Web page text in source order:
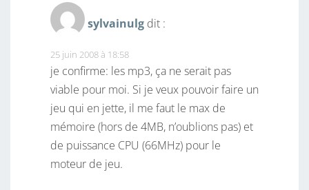
sylvainulg dit :
25 juin 2008 à 18:58
je confirme: les mp3, ça ne serait pas
viable pour moi. Si je veux pouvoir faire un
jeu qui en jette, il me faut le max de
mémoire (hors de 4MB, n’oublions pas) et
de puissance CPU (66MHz) pour le
moteur de jeu.